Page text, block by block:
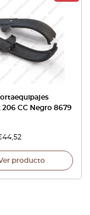
206 CC Negro 8679
44,52
producto